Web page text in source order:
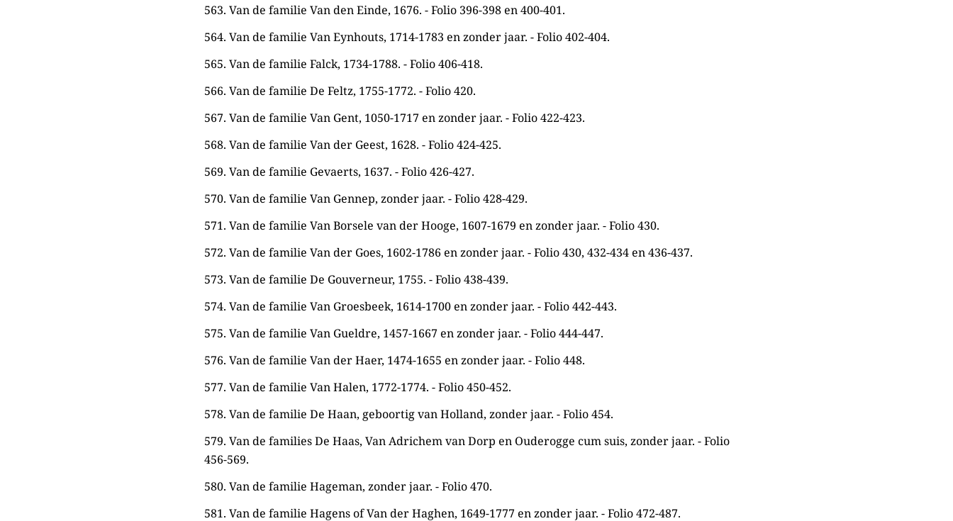
563. Van de familie Van den Einde, 1676. - Folio 396-398 en 400-401.
564. Van de familie Van Eynhouts, 1714-1783 en zonder jaar. - Folio 402-404.
565. Van de familie Falck, 1734-1788. - Folio 406-418.
566. Van de familie De Feltz, 1755-1772. - Folio 420.
567. Van de familie Van Gent, 1050-1717 en zonder jaar. - Folio 422-423.
568. Van de familie Van der Geest, 1628. - Folio 424-425.
569. Van de familie Gevaerts, 1637. - Folio 426-427.
570. Van de familie Van Gennep, zonder jaar. - Folio 428-429.
571. Van de familie Van Borsele van der Hooge, 1607-1679 en zonder jaar. - Folio 430.
572. Van de familie Van der Goes, 1602-1786 en zonder jaar. - Folio 430, 432-434 en 436-437.
573. Van de familie De Gouverneur, 1755. - Folio 438-439.
574. Van de familie Van Groesbeek, 1614-1700 en zonder jaar. - Folio 442-443.
575. Van de familie Van Gueldre, 1457-1667 en zonder jaar. - Folio 444-447.
576. Van de familie Van der Haer, 1474-1655 en zonder jaar. - Folio 448.
577. Van de familie Van Halen, 1772-1774. - Folio 450-452.
578. Van de familie De Haan, geboortig van Holland, zonder jaar. - Folio 454.
579. Van de families De Haas, Van Adrichem van Dorp en Ouderogge cum suis, zonder jaar. - Folio
456-569.
580. Van de familie Hageman, zonder jaar. - Folio 470.
581. Van de familie Hagens of Van der Haghen, 1649-1777 en zonder jaar. - Folio 472-487.